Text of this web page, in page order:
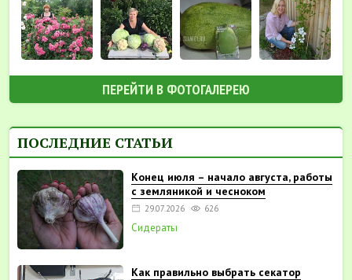
ПЕРЕЙТИ В ФОТОГАЛЕРЕЮ
ПОСЛЕДНИЕ СТАТЬИ
Конец июля – начало августа, работы
с земляникой и чесноком
29.07.2026 626
Сидераты
Как правильно выбрать секатор